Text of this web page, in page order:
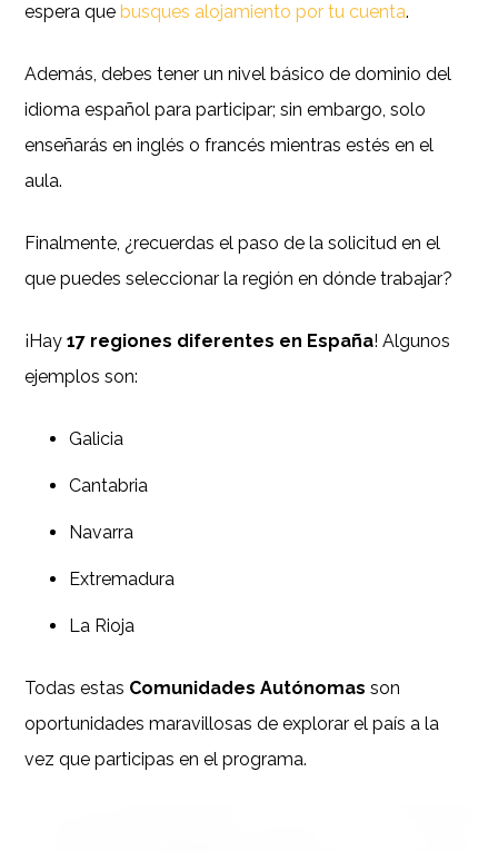
espera que busques alojamiento por tu cuenta.
Además, debes tener un nivel básico de dominio del
idioma español para participar; sin embargo, solo
enseñarás en inglés o francés mientras estés en el
aula.
Finalmente, ¿recuerdas el paso de la solicitud en el
que puedes seleccionar la región en dónde trabajar?
¡Hay17 regiones diferentes en España! Algunos
ejemplos son:
Galicia
Cantabria
Navarra
Extremadura
La Rioja
Todas estas Comunidades Autónomas son
oportunidades maravillosas de explorar el país a la
vez que participas en el programa.